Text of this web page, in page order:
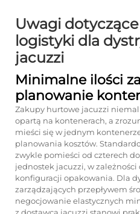
Uwagi
logistyki dla
jacuzzi
Minimalne ilości
planowanie
Zakupy hurtowe jacuzzi niemal
opartą na kontenerach, a
mieści się w jednym
planowania kosztów.
zwykle pomieści od czterech
jednostek jacuzzi, w
konfiguracji opakowania. Dla
zarządzających przepływem
negocjowanie elastycznych